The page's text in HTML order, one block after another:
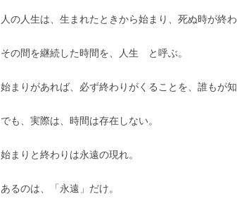
人の人生は、生まれたときから始まり、死ぬ時が終わ
その間を継続した時間を、人生 と呼ぶ。
始まりがあれば、必ず終わりがくることを、誰もが知
でも、実際は、時間は存在しない。
始まりと終わりは永遠の現れ。
あるのは、「永遠」だけ。